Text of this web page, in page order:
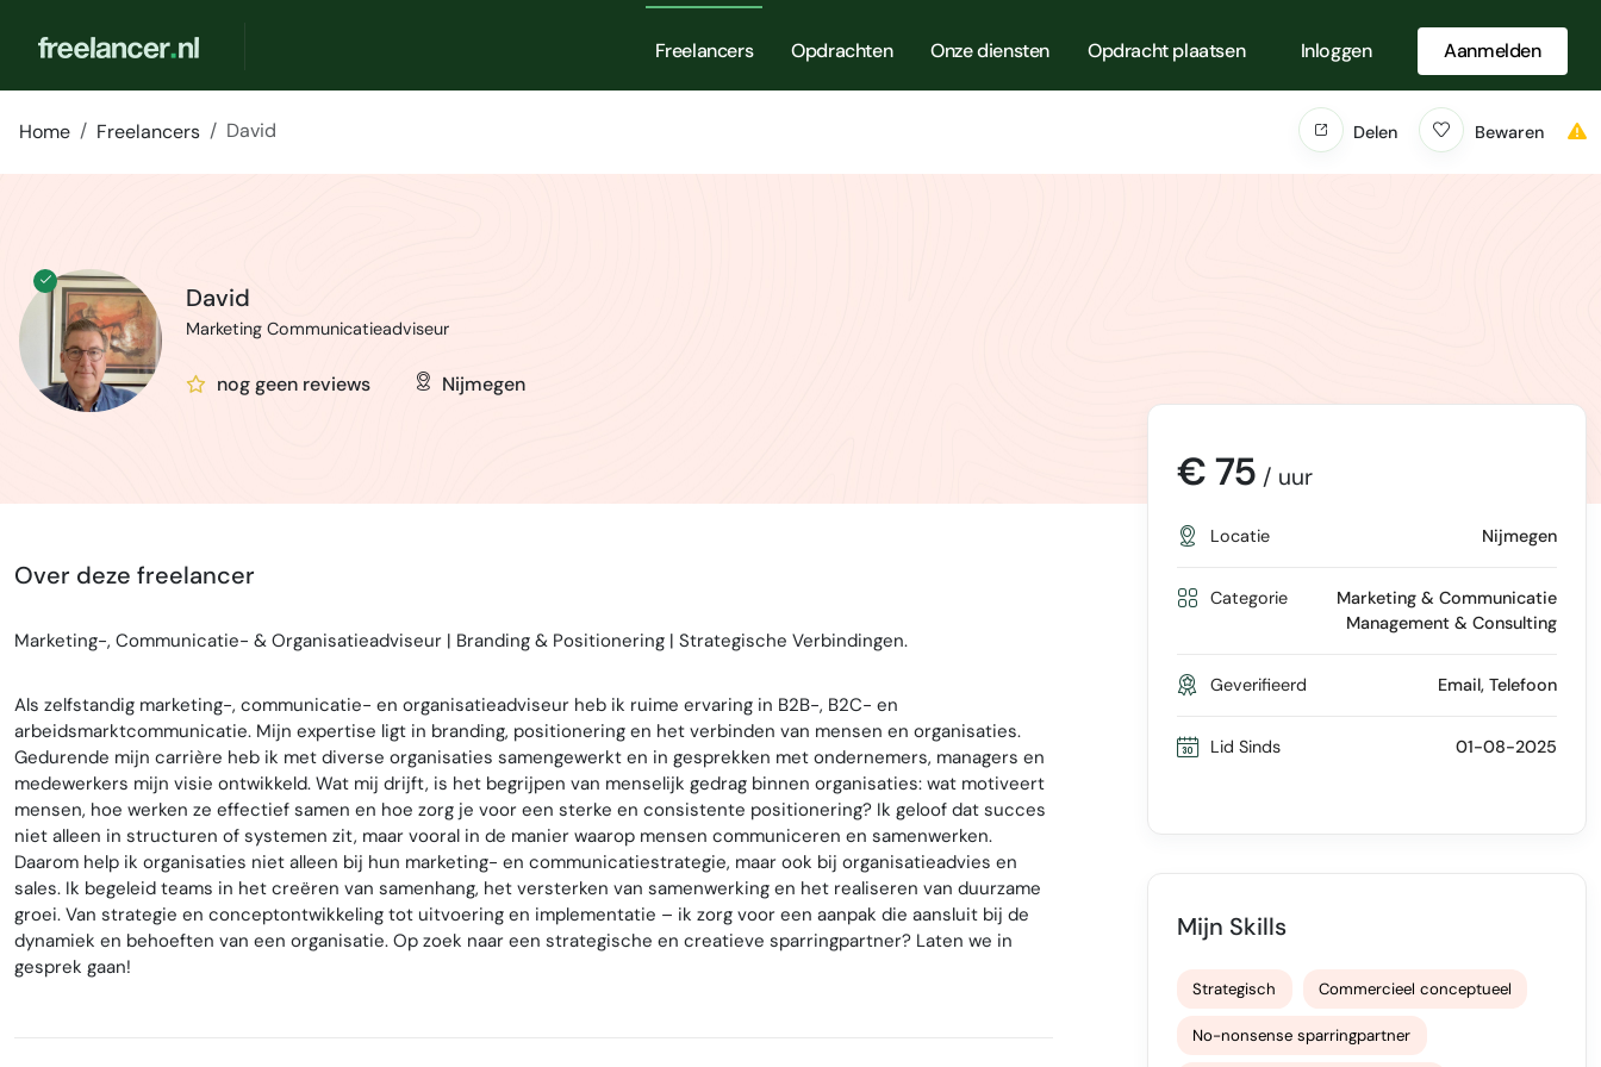
Freelancers Opdrachten Onze diensten Opdracht plaatsen Inloggen Aanmelden
Home Freelancers David Delen Bewaren
David
Marketing Communicatieadviseur
nog geen reviews Nijmegen
Over deze freelancer
Marketing-, Communicatie- & Organisatieadviseur | Branding & Positionering | Strategische Verbindingen.
Als zelfstandig marketing-, communicatie- en organisatieadviseur heb ik ruime ervaring in B2B-, B2C- en
arbeidsmarktcommunicatie. Mijn expertise ligt in branding, positionering en het verbinden van mensen en organisaties.
Gedurende mijn carrière heb ik met diverse organisaties samengewerkt en in gesprekken met ondernemers, managers en
medewerkers mijn visie ontwikkeld. Wat mij drijft, is het begrijpen van menselijk gedrag binnen organisaties: wat motiveert
mensen, hoe werken ze effectief samen en hoe zorg je voor een sterke en consistente positionering? Ik geloof dat succes
niet alleen in structuren of systemen zit, maar vooral in de manier waarop mensen communiceren en samenwerken.
Daarom help ik organisaties niet alleen bij hun marketing- en communicatiestrategie, maar ook bij organisatieadvies en
sales. Ik begeleid teams in het creëren van samenhang, het versterken van samenwerking en het realiseren van duurzame
groei. Van strategie en conceptontwikkeling tot uitvoering en implementatie – ik zorg voor een aanpak die aansluit bij de
dynamiek en behoeften van een organisatie. Op zoek naar een strategische en creatieve sparringpartner? Laten we in
gesprek gaan!
€ 75 / uur
Locatie Nijmegen
Categorie
Marketing & Communicatie
Management & Consulting
Geverifieerd Email, Telefoon
Lid Sinds 01-08-2025
Mijn Skills
Strategisch Commercieel conceptueel
No-nonsense sparringpartner